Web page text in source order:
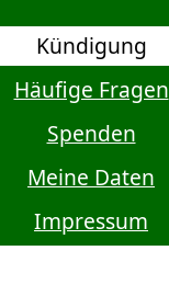
Kündigung
Häufige Fragen
Spenden
Meine Daten
Impressum